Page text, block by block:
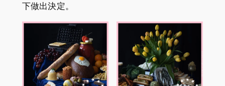
下做出決定。